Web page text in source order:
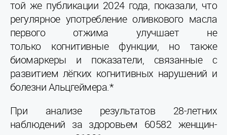
той же публикации 2024 года, показали, что
регулярное употребление оливкового масла
первого отжима улучшает не
только когнитивные функции, но также
биомаркеры и показатели, связанные с
развитием лёгких когнитивных нарушений и
болезни Альцгеймера.*
При анализе результатов 28-летних
наблюдений за здоровьем 60582 женщин-